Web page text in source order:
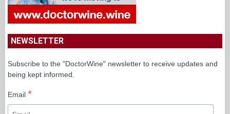
NEWSLETTER
Subscribe to the "DoctorWine" newsletter to receive updates and
being kept informed.
Email *